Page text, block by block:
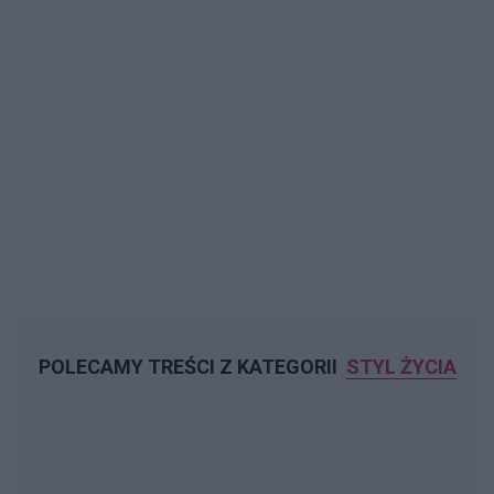
POLECAMY TREŚCI Z KATEGORII STYL ŻYCIA